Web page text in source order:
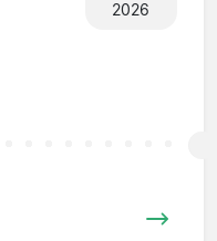
2026